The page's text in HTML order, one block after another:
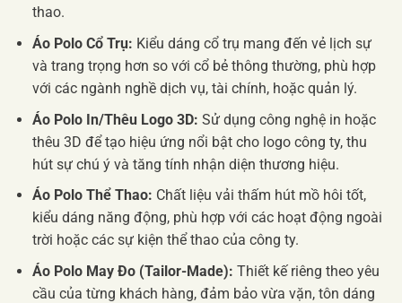
thao.
Áo Polo Cổ Trụ: Kiểu dáng cổ trụ mang đến vẻ lịch sự
và trang trọng hơn so với cổ bẻ thông thường, phù hợp
với các ngành nghề dịch vụ, tài chính, hoặc quản lý.
Áo Polo In/Thêu Logo 3D: Sử dụng công nghệ in hoặc
thêu 3D để tạo hiệu ứng nổi bật cho logo công ty, thu
hút sự chú ý và tăng tính nhận diện thương hiệu.
Áo Polo Thể Thao: Chất liệu vải thấm hút mồ hôi tốt,
kiểu dáng năng động, phù hợp với các hoạt động ngoài
trời hoặc các sự kiện thể thao của công ty.
Áo Polo May Đo (Tailor-Made): Thiết kế riêng theo yêu
cầu của từng khách hàng, đảm bảo vừa vặn, tôn dáng